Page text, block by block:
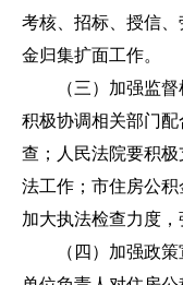
考核、招标、授信
金归集扩面工作。
（三）加强监
积极协调相关部门
查；人民法院要积
法工作；市住房公积
加大执法检查力度，
（四）加强政